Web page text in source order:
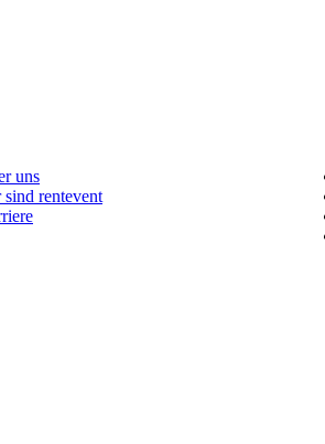
uns
sind rentevent